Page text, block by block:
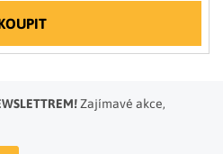
Zajímavé akce,